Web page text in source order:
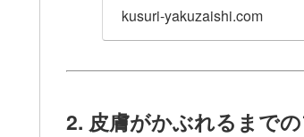
kusuri-yakuzaishi.com
2. 皮膚がかぶれるまで